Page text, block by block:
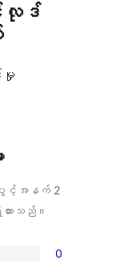
လုဒ်
မှု
ပွင့်အနက် 2
ားသည်။
0